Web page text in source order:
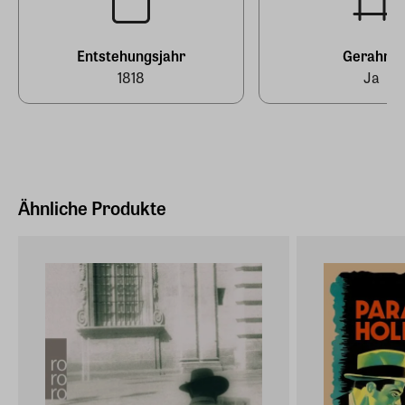
info@arsmundi.de
Entstehungsjahr
1818
Gerahmt
Ja
Ähnliche Produkte